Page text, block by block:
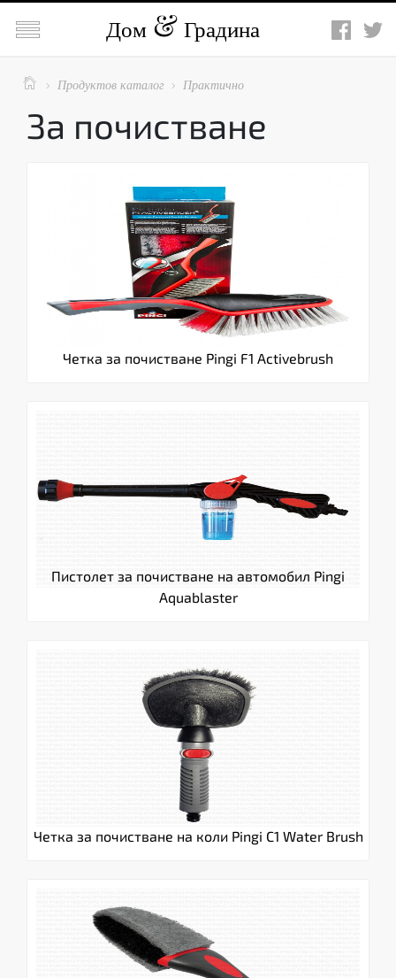
 Дом Градина
  Продуктов каталог  Практично
За почистване
Четка за почистване Pingi F1 Activebrush
Пистолет за почистване на автомобил Pingi
Aquablaster
Четка за почистване на коли Pingi C1 Water Brush